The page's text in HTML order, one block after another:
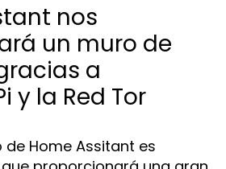
nos
un muro de
a
y la Red Tor
Home Assitant es